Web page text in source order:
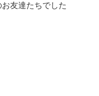
友達たちでした